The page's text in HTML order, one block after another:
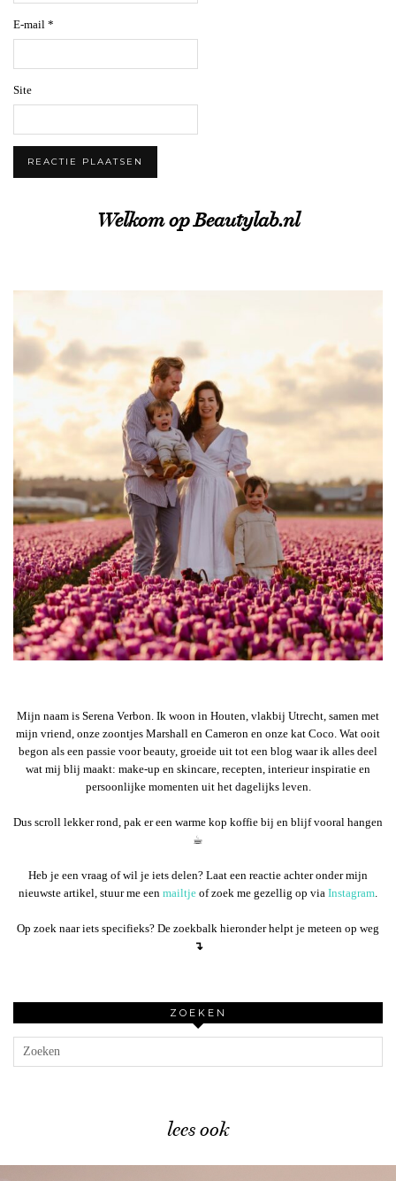
E-mail *
Site
Welkom op Beautylab.nl
Mijn naam is Serena Verbon. Ik woon in Houten, vlakbij Utrecht, samen met
mijn vriend, onze zoontjes Marshall en Cameron en onze kat Coco. Wat ooit
begon als een passie voor beauty, groeide uit tot een blog waar ik alles deel
wat mij blij maakt: make-up en skincare, recepten, interieur inspiratie en
persoonlijke momenten uit het dagelijks leven.
Dus scroll lekker rond, pak er een warme kop koffie bij en blijf vooral hangen
☕︎
Heb je een vraag of wil je iets delen? Laat een reactie achter onder mijn
nieuwste artikel, stuur me een mailtje of zoek me gezellig op via Instagram
Op zoek naar iets specifieks? De zoekbalk hieronder helpt je meteen op weg
↴
ZOEKEN
lees ook